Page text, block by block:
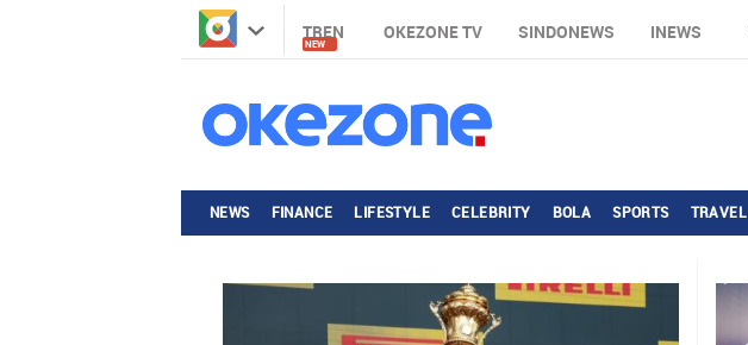
TREN
NEW
OKEZONE TV SINDONEWS INEWS
NEWS FINANCE LIFESTYLE CELEBRITY BOLA SPORTS TRAVEL